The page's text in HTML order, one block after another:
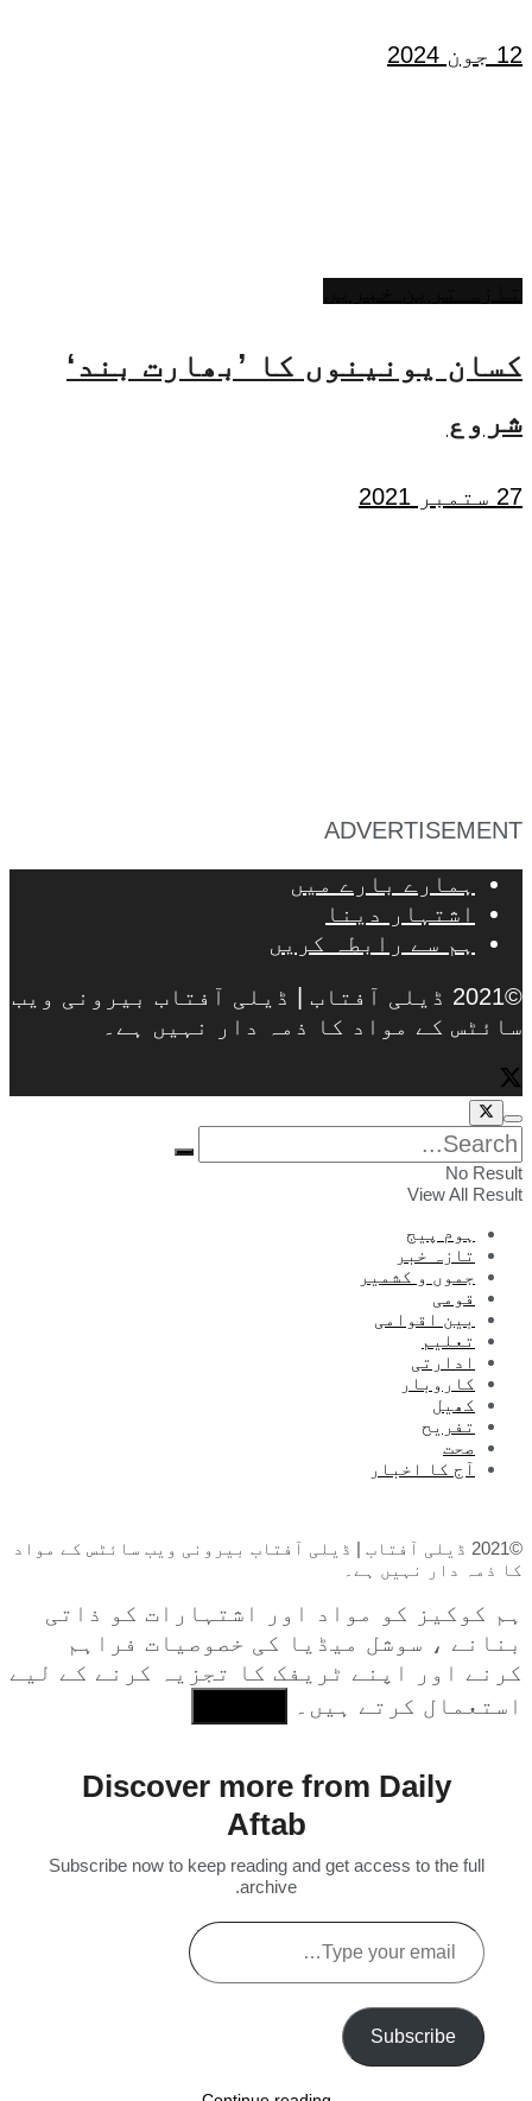
12 جون 2024
کسان یونینوں کا ’بھارت بند‘
شروع
27 ستمبر 2021
ADVERTISEMENT
ہمارے بارے میں
اشتہار دینا
ہم سے رابطہ کریں
©2021 ڈیلی آفتاب | ڈیلی آفتاب بیرونی ویب
سائٹس کے مواد کا ذمہ دار نہیں ہے۔
No Result
View All Result
ہوم پیج
تازہ خبر
جموں و کشمیر
قومی
بین اقوامی
تعلیم
ادارتی
کاروبار
کھیل
تفریح
صحت
آج کا اخبار
©2021 ڈیلی آفتاب | ڈیلی آفتاب بیرونی ویب سائٹس کے مواد
کا ذمہ دار نہیں ہے۔
ہم کوکیز کو مواد اور اشتہارات کو ذاتی
بنانے ، سوشل میڈیا کی خصوصیات فراہم
کرنے اور اپنے ٹریفک کا تجزیہ کرنے کے لیے
استعمال کرتے ہیں۔
Discover more from Daily
Aftab
Subscribe now to keep reading and get access to the full
archive.
Type
your
Subscribe